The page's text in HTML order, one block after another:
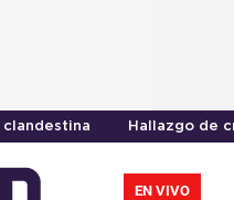
clandestina Hallazgo de
EN VIVO